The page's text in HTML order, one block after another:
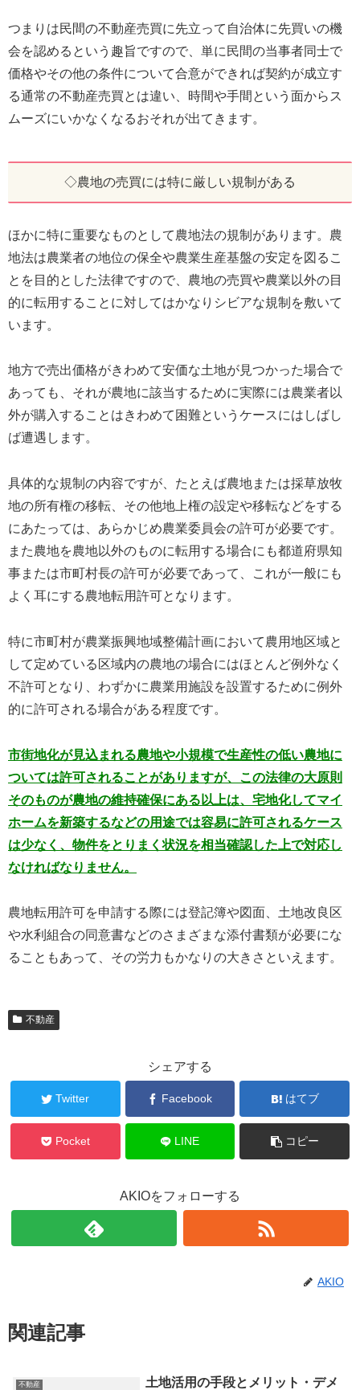
つまりは民間の不動産売買に先立って自治体に先買いの機
会を認めるという趣旨ですので、単に民間の当事者同士で
価格やその他の条件について合意ができれば契約が成立す
る通常の不動産売買とは違い、時間や手間という面からス
ムーズにいかなくなるおそれが出てきます。
◇農地の売買には特に厳しい規制がある
ほかに特に重要なものとして農地法の規制があります。農
地法は農業者の地位の保全や農業生産基盤の安定を図るこ
とを目的とした法律ですので、農地の売買や農業以外の目
的に転用することに対してはかなりシビアな規制を敷いて
います。
地方で売出価格がきわめて安価な土地が見つかった場合で
あっても、それが農地に該当するために実際には農業者以
外が購入することはきわめて困難というケースにはしばし
ば遭遇します。
具体的な規制の内容ですが、たとえば農地または採草放牧
地の所有権の移転、その他地上権の設定や移転などをする
にあたっては、あらかじめ農業委員会の許可が必要です。
また農地を農地以外のものに転用する場合にも都道府県知
事または市町村長の許可が必要であって、これが一般にも
よく耳にする農地転用許可となります。
特に市町村が農業振興地域整備計画において農用地区域と
して定めている区域内の農地の場合にはほとんど例外なく
不許可となり、わずかに農業用施設を設置するために例外
的に許可される場合がある程度です。
市街地化が見込まれる農地や小規模で生産性の低い農地に
ついては許可されることがありますが、この法律の大原則
そのものが農地の維持確保にある以上は、宅地化してマイ
ホームを新築するなどの用途では容易に許可されるケース
は少なく、物件をとりまく状況を相当確認した上で対応し
なければなりません。
農地転用許可を申請する際には登記簿や図面、土地改良区
や水利組合の同意書などのさまざまな添付書類が必要にな
ることもあって、その労力もかなりの大きさといえます。
不動産
シェアする
Twitter Facebook はてブ
Pocket LINE コピー
AKIOをフォローする
AKIO
関連記事
不動産
土地活用の手段とメリット・デメ